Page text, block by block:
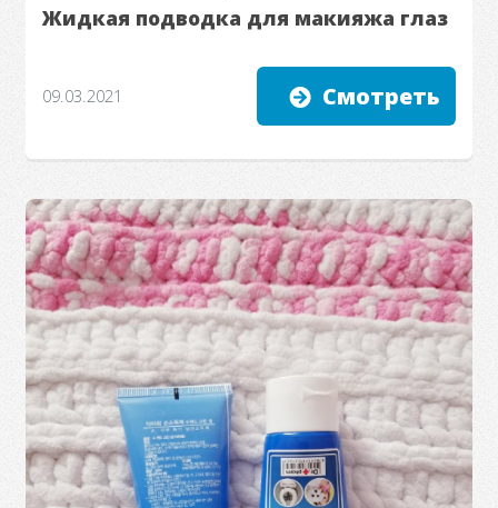
Жидкая подводка для макияжа глаз
09.03.2021 Смотреть